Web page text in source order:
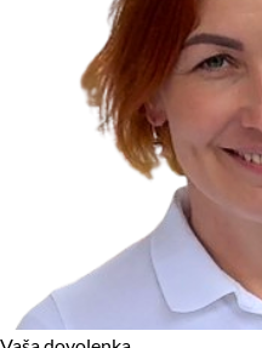
Analytické a
Reklamné úložisko
Reklamné používateľské
Personalizácia reklám
Odmietnuť